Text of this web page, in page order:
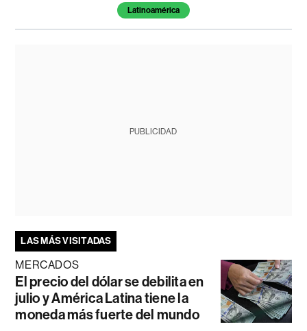
Latinoamérica
PUBLICIDAD
LAS MÁS VISITADAS
MERCADOS
El precio del dólar se debilita en
julio y América Latina tiene la
moneda más fuerte del mundo